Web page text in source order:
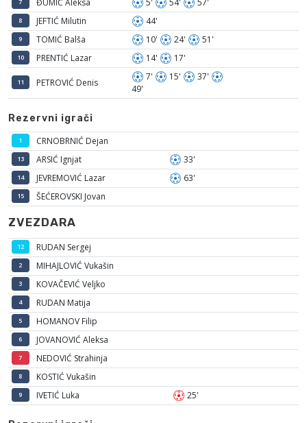
7 ĐUMIĆ Aleksa 5' 54' 57'
8 JEFTIĆ Milutin 44'
9 TOMIĆ Balša 10' 24' 51'
10 PRENTIĆ Lazar 14' 17'
11 PETROVIĆ Denis
7' 15'
37'
49'
Rezervni igrači
1 CRNOBRNIĆ Dejan
13 ARSIĆ Ignjat 33'
14 JEVREMOVIĆ Lazar 63'
15 ŠEĆEROVSKI Jovan
ZVEZDARA
12 RUDAN Sergej
2 MIHAJLOVIĆ Vukašin
3 KOVAČEVIĆ Veljko
4 RUDAN Matija
5 HOMANOV Filip
6 JOVANOVIĆ Aleksa
7 NEDOVIĆ Strahinja
8 KOSTIĆ Vukašin
9 IVETIĆ Luka 25'